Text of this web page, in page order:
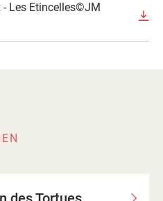
- Les Etincelles©JM